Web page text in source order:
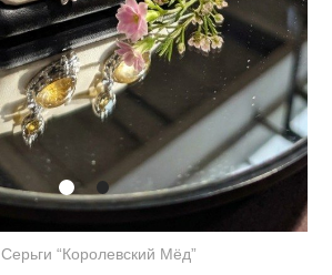
Серьги “Королевский Мёд”